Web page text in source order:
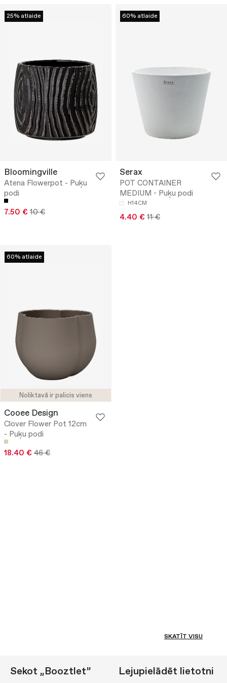
25% atlaide
Bloomingville
Atena Flowerpot - Puķu
podi
7.50 € 10 €
60% atlaide
Serax
POT CONTAINER
MEDIUM - Puķu podi
H14CM
4.40 € 11 €
Noliktavā ir palicis viens
60% atlaide
Cooee Design
Clover Flower Pot 12cm
- Puķu podi
18.40 € 46 €
SKATĪT VISU
Sekot „Booztlet” Lejupielādēt lietotni